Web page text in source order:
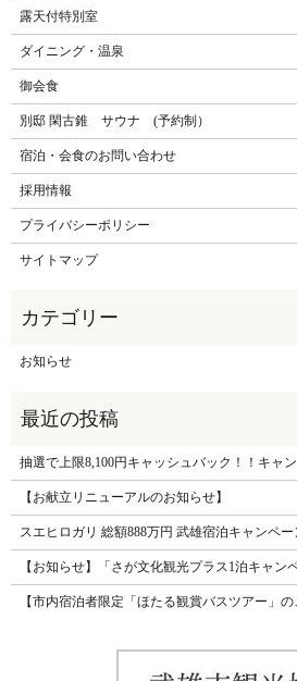
露天付特別室
ダイニング・温泉
御会食
別邸 閑古錐 サウナ (予約制）
宿泊・会食のお問い合わせ
採用情報
プライバシーポリシー
サイトマップ
お知らせ
抽選で上限8,100円キャッシュバック！！キャ
【お献立リニューアルのお知らせ】
スエヒロガリ 総額888万円 武雄宿泊キャンペー
【お知らせ】「さが文化観光プラス1泊キャン
【市内宿泊者限定「ほたる観賞バスツアー」の